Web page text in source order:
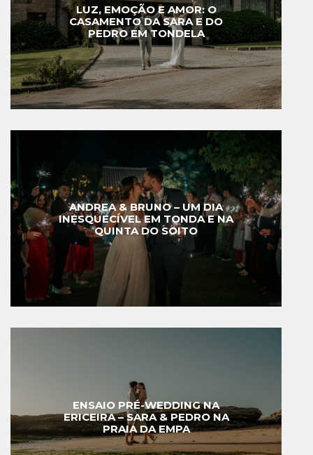
LUZ, EMOÇÃO E AMOR: O
CASAMENTO DA SARA E DO
PEDRO EM TONDELA
ANDREA & BRUNO – UM DIA
INESQUECÍVEL EM TONDA E NA
QUINTA DO SOITO
ENSAIO PRÉ-WEDDING NA
ERICEIRA – SARA & PEDRO NA
PRAIA DA EMPA